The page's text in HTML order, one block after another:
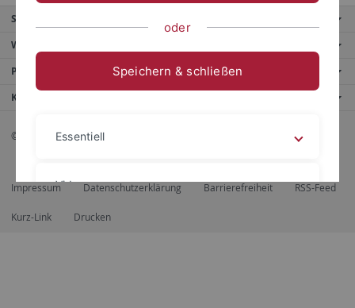
Service
Weitere Angebote
Portale
Kontaktinfo
© 2026 Eberhard Karls Universität Tübingen, Tübingen
Impressum Datenschutzerklärung Barrierefreiheit RSS-Feed
Kurz-Link Drucken
oder
Speichern & schließen
Essentiell
Videos